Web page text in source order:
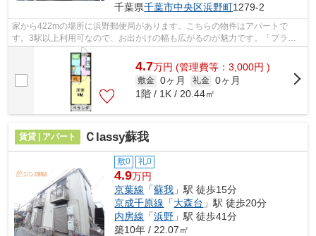
千葉県千葉市中央区浜野町1279-2
家から422mの場所に浜野郵便局があります。こちらの物件はアパートで
す。3駅以上利用可なので、お出かけの幅も広がるのが魅力です。「プライ
ムコート浜野」のここがイチオシ。内房線浜...
4.7万円 (管理費等：3,000円 )
敷金 0ヶ月 礼金 0ヶ月
1階 / 1K / 20.44㎡
賃貸 | アパート Ｃlassy蘇我
敷0 礼0
4.9万円
京葉線 「蘇我 」駅 徒歩15分
京成千原線 「大森台 」駅 徒歩20分
内房線 「浜野 」駅 徒歩41分
築10年 / 22.07㎡